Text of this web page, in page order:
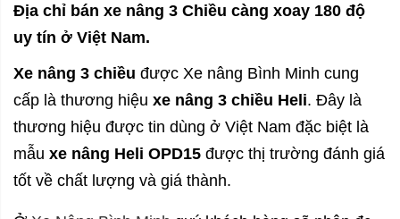
Địa chỉ bán xe nâng 3 Chiều càng xoay 180 độ
uy tín ở Việt Nam.
Xe nâng 3 chiều được Xe nâng Bình Minh cung
cấp là thương hiệu xe nâng 3 chiều Heli. Đây là
thương hiệu được tin dùng ở Việt Nam đặc biệt là
mẫu xe nâng Heli OPD15 được thị trường đánh giá
tốt về chất lượng và giá thành.